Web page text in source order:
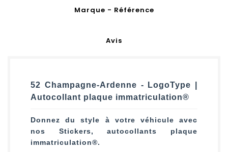
Marque - Référence
Avis
52 Champagne-Ardenne - LogoType |
Autocollant plaque immatriculation®
Donnez du style à votre véhicule avec
nos Stickers, autocollants plaque
immatriculation®.